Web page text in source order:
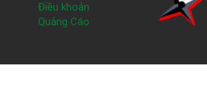
Điều khoản
Quảng Cáo